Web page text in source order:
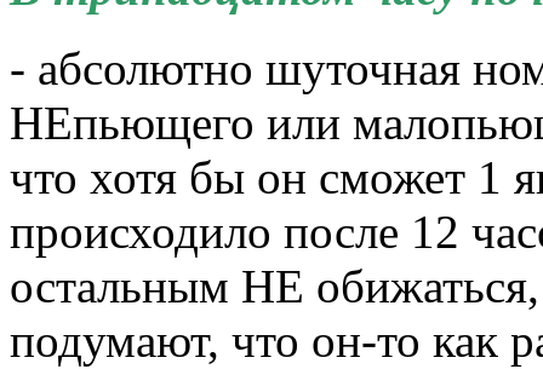
- абсолютно шуточная
НЕпьющего или
что хотя бы он сможет 1
происходило после 12
остальным НЕ
подумают, что он-то как